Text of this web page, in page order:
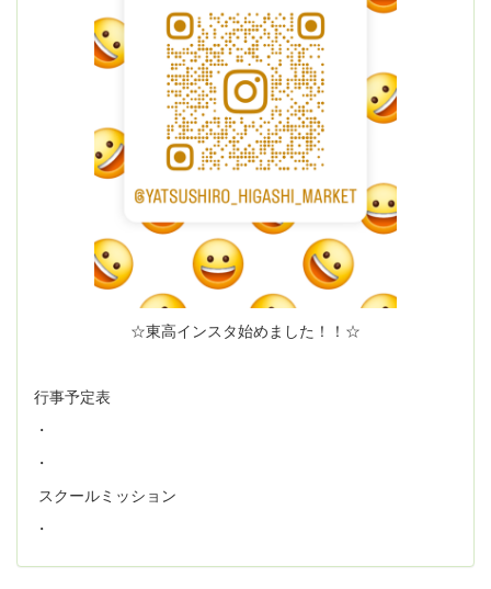
☆東高インスタ始めました！！☆
行事予定表
・
・
スクールミッション
・